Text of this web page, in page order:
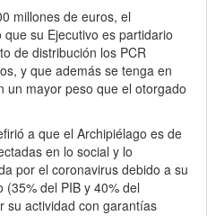
millones de euros, el
su Ejecutivo es partidario
de distribución los PCR
y que además se tenga en
un mayor peso que el otorgado
a que el Archipiélago es de
en lo social y lo
por el coronavirus debido a su
del PIB y 40% del
su actividad con garantías